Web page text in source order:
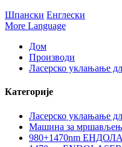
Шпански Енглески
More Language
Дом
Производи
Ласерско уклањање
Категорије
Ласерско уклањање
Машина за
980+1470nm